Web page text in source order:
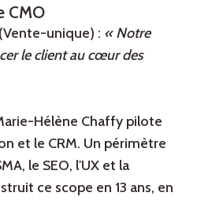
CMO
unique) : « Notre
le client au cœur des
Hélène Chaffy pilote
et le CRM. Un périmètre
le SEO, l'UX et la
ce scope en 13 ans, en